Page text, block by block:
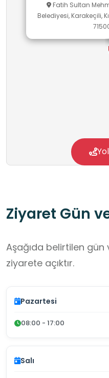
Fatih Sultan
Belediyesi, Karakeçili,
Ziyaret Gün
Aşağıda belirtilen
ziyarete açıktır.
Pazartesi
08:00 - 17:00
Salı